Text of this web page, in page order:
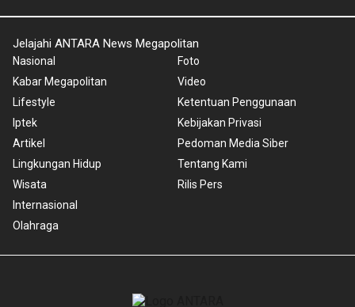
Jelajahi ANTARA News Megapolitan
Nasional
Kabar Megapolitan
Lifestyle
Iptek
Artikel
Lingkungan Hidup
Wisata
Internasional
Olahraga
Foto
Video
Ketentuan Penggunaan
Kebijakan Privasi
Pedoman Media Siber
Tentang Kami
Rilis Pers